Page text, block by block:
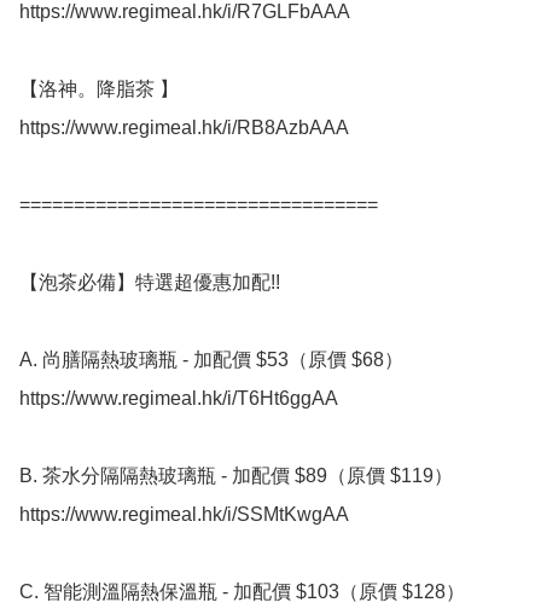
https://www.regimeal.hk/i/R7GLFbAAA
【洛神。降脂茶 】
https://www.regimeal.hk/i/RB8AzbAAA
=================================
【泡茶必備】特選超優惠加配!!
A. 尚膳隔熱玻璃瓶 - 加配價 $53（原價 $68）
https://www.regimeal.hk/i/T6Ht6ggAA
B. 茶水分隔隔熱玻璃瓶 - 加配價 $89（原價 $119）
https://www.regimeal.hk/i/SSMtKwgAA
C. 智能測溫隔熱保溫瓶 - 加配價 $103（原價 $128）